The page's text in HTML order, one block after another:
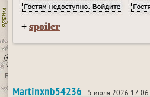
+spoiler
Martinxnb54236 5 июля 2026 17:06